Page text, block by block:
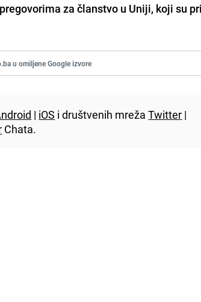
za članstvo u Uniji, koji su
u omiljene Google izvore
| iOS i društvenih mrežaTwitter |
Chata.